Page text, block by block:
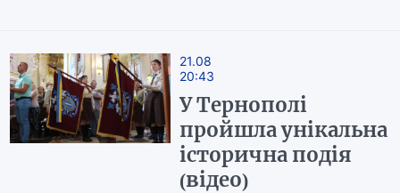
21.08
20:43
У Тернополі
пройшла унікальна
історична подія
(відео)